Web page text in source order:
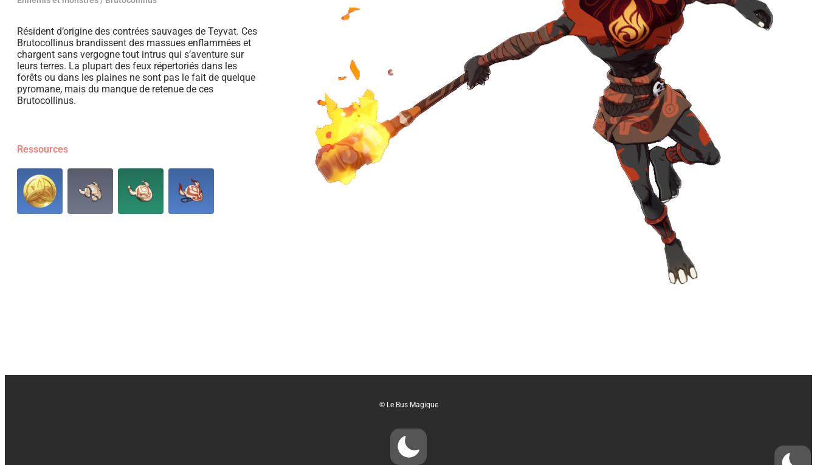
Résident d’origine des contrées sauvages de Teyvat. Ces
Brutocollinus brandissent des massues enflammées et
chargent sans vergogne tout intrus qui s’aventure sur
leurs terres. La plupart des feux répertoriés dans les
forêts ou dans les plaines ne sont pas le fait de quelque
pyromane, mais du manque de retenue de ces
Brutocollinus.
Ressources
© Le Bus Magique